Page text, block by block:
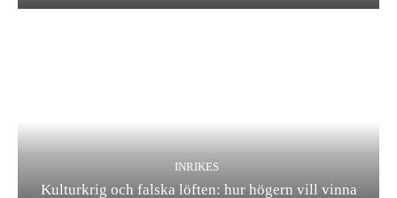
INRIKES
Kulturkrig och falska löften: hur högern vill vinna